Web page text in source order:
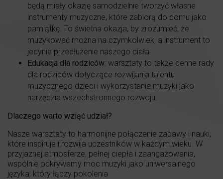
będą miały okazję samodzielnie tworzyć własne
instrumenty muzyczne, które zabiorą do domu jako
pamiątkę. To świetna okazja, by zrozumieć, że
muzykować można na czymkolwiek, a instrument to
jedynie przedłużenie naszego ciała.
Edukacja dla rodziców: warsztaty to także cenne rady
dla rodziców dotyczące rozwijania talentu
muzycznego dzieci i wykorzystania muzyki jako
narzędzia wszechstronnego rozwoju.
Dlaczego warto wziąć udział?
Nasze warsztaty to harmonijne połączenie zabawy i nauki,
które inspiruje i rozwija uczestników w każdym wieku. W
przyjaznej atmosferze, pełnej ciepła i zaangażowania,
wspólnie odkrywamy moc muzyki jako uniwersalnego
języka, który łączy pokolenia